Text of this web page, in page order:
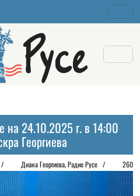
на 24.10.2025 г. в 14:00
Георгиева
/ Диана Георгиeва, Радио Русе / 260